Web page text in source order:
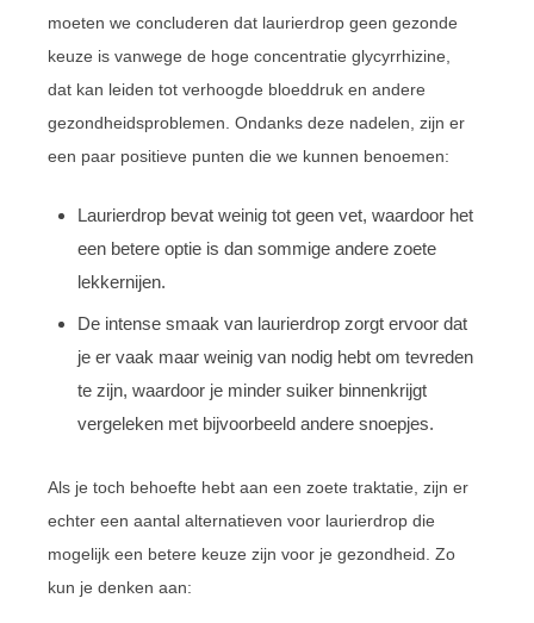
moeten we concluderen dat laurierdrop geen gezonde
keuze is vanwege de hoge concentratie glycyrrhizine,
dat kan leiden tot verhoogde bloeddruk en andere
gezondheidsproblemen. Ondanks deze nadelen, zijn er
een paar positieve punten die we kunnen benoemen:
Laurierdrop bevat weinig tot geen vet, waardoor het
een betere optie is dan sommige andere zoete
lekkernijen.
De intense smaak van laurierdrop zorgt ervoor dat
je er vaak maar weinig van nodig hebt om tevreden
te zijn, waardoor je minder suiker binnenkrijgt
vergeleken met bijvoorbeeld andere snoepjes.
Als je toch behoefte hebt aan een zoete traktatie, zijn er
echter een aantal alternatieven voor laurierdrop die
mogelijk een betere keuze zijn voor je gezondheid. Zo
kun je denken aan: